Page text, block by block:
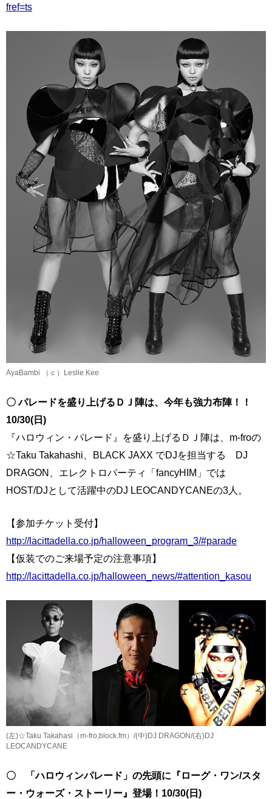
fref=ts
AyaBambi （ｃ）Leslie Kee
〇 パレードを盛り上げるＤＪ陣は、今年も強力布陣！！
10/30(日)
『ハロウィン・パレード』を盛り上げるＤＪ陣は、m-froの
☆Taku Takahashi、BLACK JAXX でDJを担当する DJ
DRAGON、エレクトロパーティ「fancyHIM」では
HOST/DJとして活躍中のDJ LEOCANDYCANEの3人。
【参加チケット受付】
http://lacittadella.co.jp/halloween_program_3/#parade
【仮装でのご来場予定の注意事項】
http://lacittadella.co.jp/halloween_news/#attention_kasou
(左)☆Taku Takahasi（m-fro,block.fm）/(中)DJ DRAGON/(右)DJ
LEOCANDYCANE
〇 「ハロウィンパレード」の先頭に『ローグ・ワン/スタ
ー・ウォーズ・ストーリー』登場！10/30(日)